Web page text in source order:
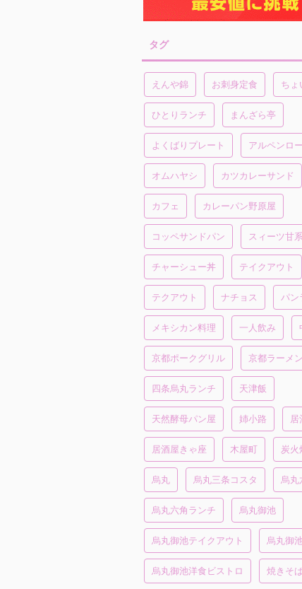
タグ
えんや錦 お刺身定食 ちょ
ひとりランチ まんざら亭
よくばりプレート アルペンロ
オムハヤシ カツカレーサンド
カフェ カレーパン野原屋
コッペサンドパン スィーツ甘
チャーシュー丼 テイクアウト
テクアウト ナチョス パン
メキシカン料理 一人飲み
京都ポークグリル 京都ラーメ
四条烏丸ランチ 天津飯
天然酵母パン屋 姉小路 居
居酒屋きゃ座 木屋町 炭火
烏丸 烏丸三条コスタ 烏丸
烏丸六角ランチ 烏丸御池
烏丸御池テイクアウト 烏丸御
烏丸御池洋食ビストロ 焼きそ